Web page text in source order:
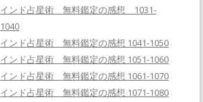
インド占星術 無料鑑定の感想 1031-
1040
インド占星術 無料鑑定の感想 1041-1050
インド占星術 無料鑑定の感想 1051-1060
インド占星術 無料鑑定の感想 1061-1070
インド占星術 無料鑑定の感想 1071-1080